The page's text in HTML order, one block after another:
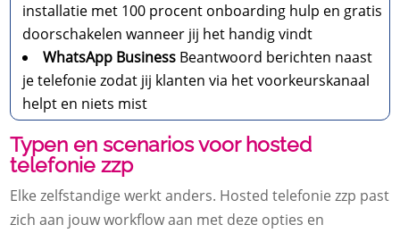
installatie met 100 procent onboarding hulp en gratis
doorschakelen wanneer jij het handig vindt
WhatsApp Business Beantwoord berichten naast
je telefonie zodat jij klanten via het voorkeurskanaal
helpt en niets mist
Typen en scenarios voor hosted
telefonie zzp
Elke zelfstandige werkt anders. Hosted telefonie zzp past
zich aan jouw workflow aan met deze opties en